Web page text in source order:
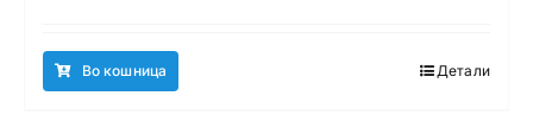
Во кошница Детали